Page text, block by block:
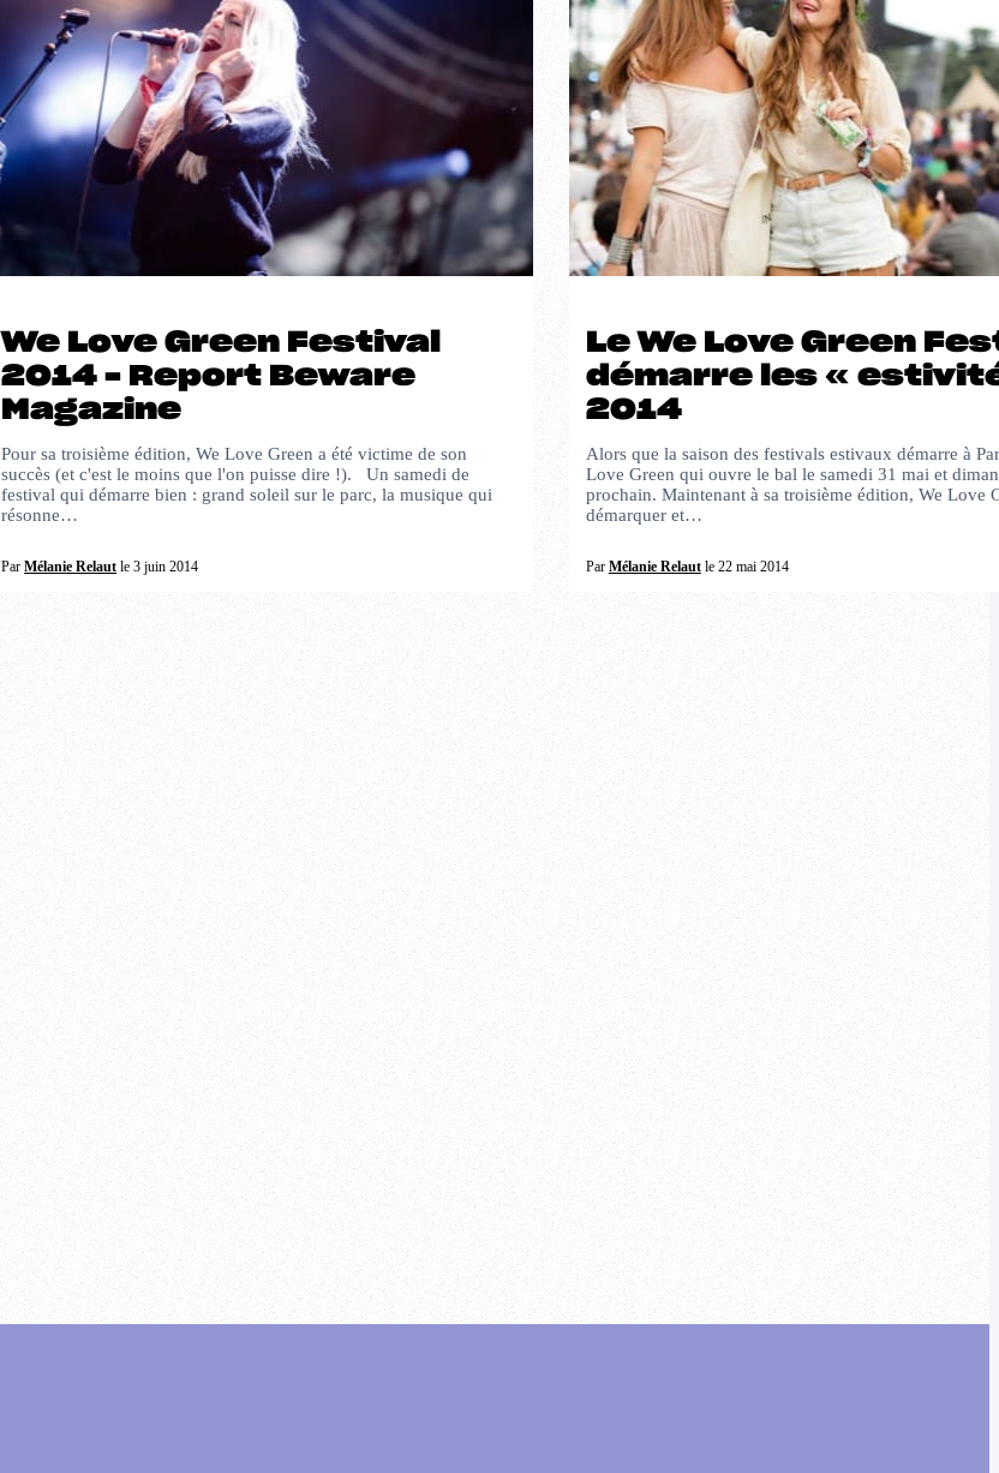
We Love Green Festival
2014 – Report Beware
Magazine
Pour sa troisième édition, We Love Green a été victime de son
succès (et c'est le moins que l'on puisse dire !). Un samedi de
festival qui démarre bien : grand soleil sur le parc, la musique qui
résonne…
ParMélanie Relaut le 3 juin 2014
Le We Love Green
démarre les «
2014
Alors que la saison des festivals estivaux démarre à
Love Green qui ouvre le bal le samedi 31 mai et
prochain. Maintenant à sa troisième édition, We Love
démarquer et…
Par Mélanie Relautle 22 mai 2014